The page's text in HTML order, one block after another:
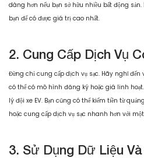
dàng hơn nếu bạn sở hữu nhiều bất động
bạn để có được giá trị cao nhất.
2. Cung Cấp Dịch Vụ
Đừng chỉ cung cấp dịch vụ sạc. Hãy nghĩ đến
có thể có mô hình đăng ký hoặc giá linh
lý đội xe EV. Bạn cũng có thể kiếm tiền từ
hoặc cung cấp dịch vụ sạc nhanh hơn với
3. Sử Dụng Dữ Liệu